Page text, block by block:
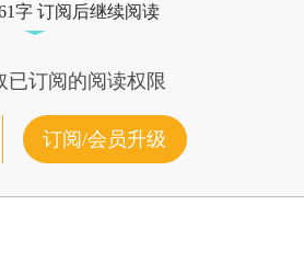
字 订阅后继续阅读
订阅的阅读权限
订阅/会员升级